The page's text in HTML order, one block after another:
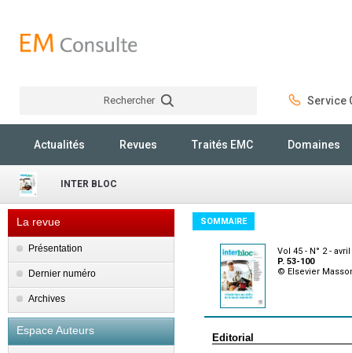
Rechercher Service
Actualités Revues Traités EMC Domaines
INTER BLOC
La revue
Présentation
Dernier numéro
Archives
Espace Auteurs
SOMMAIRE
Vol 45 - N° 2 - avril
P. 53-100
© Elsevier
Editorial